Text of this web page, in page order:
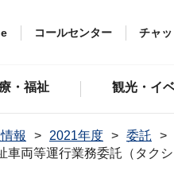
コールセンター チャ
・福祉 観光・イ
報 2021年度 委託
両等運行業務委託（タクシ